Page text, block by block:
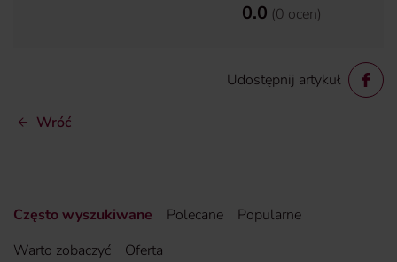
0.0 (0 ocen)
Udostępnij artykuł
Wróć
Często wyszukiwane Polecane
Popularne
Warto zobaczyć
Oferta